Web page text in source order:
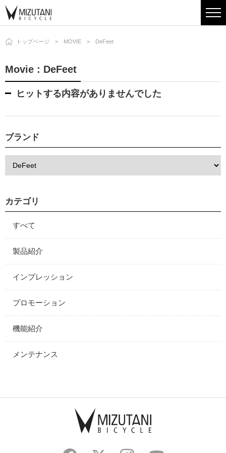
トップページ MOVIE DeFeet
Movie : DeFeet
ヒットする内容がありませんでした
ブランド
カテゴリ
すべて
製品紹介
インプレッション
プロモーション
機能紹介
メンテナンス